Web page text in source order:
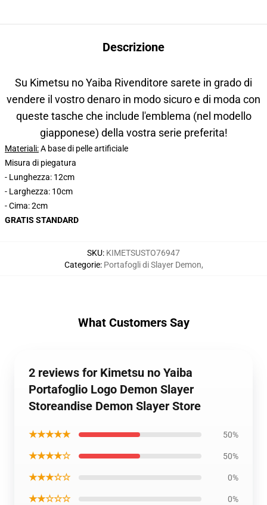
Descrizione
Su Kimetsu no Yaiba Rivenditore sarete in grado di
vendere il vostro denaro in modo sicuro e di moda con
queste tasche che include l'emblema (nel modello
giapponese) della vostra serie preferita!
Materiali:A base di pelle artificiale
Misura di piegatura
- Lunghezza: 12cm
- Larghezza: 10cm
- Cima: 2cm
GRATIS STANDARD
SKU: KIMETSUSTO76947
Categorie: Portafogli di Slayer Demon,
What Customers Say
2 reviews for Kimetsu no Yaiba
Portafoglio Logo Demon Slayer
Storeandise Demon Slayer Store
★★★★★ 50%
★★★★☆ 50%
★★★☆☆ 0%
★★☆☆☆ 0%